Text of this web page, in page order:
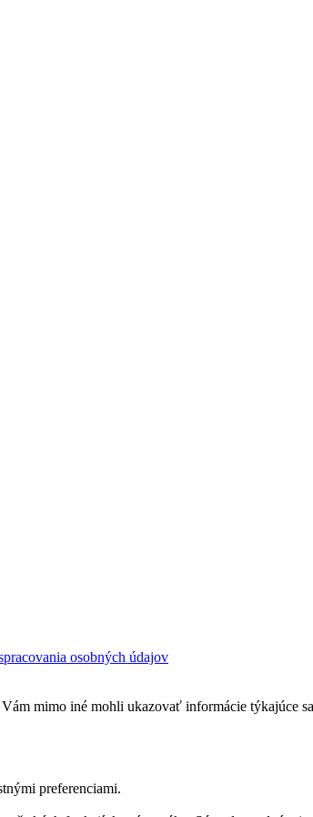
osobných údajov
mimo iné mohli ukazovať informácie týkajúce
preferenciami.